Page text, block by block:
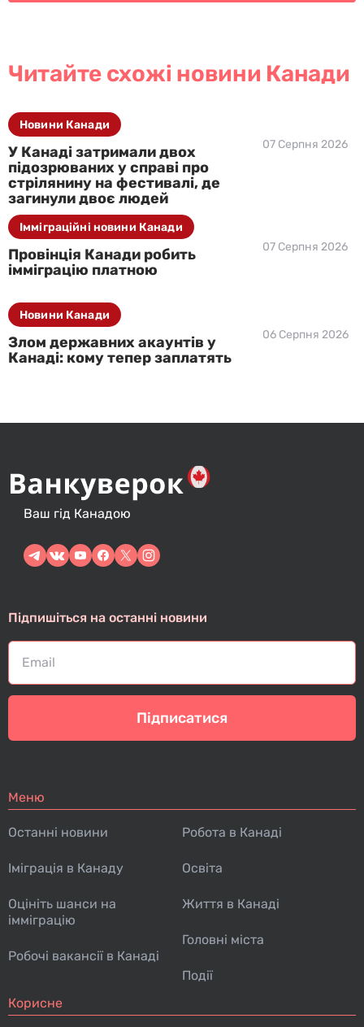
Читайте схожі новини Канади
У Канаді затримали двох
підозрюваних у справі про
стрілянину на фестивалі, де
загинули двоє людей
07 Серпня 2026
Новини Канади
Провінція Канади робить
імміграцію платною
07 Серпня 2026
Імміграційні новини Канади
Злом державних акаунтів у
Канаді: кому тепер заплатять
06 Серпня 2026
Новини Канади
Ваш гід Канадою
Підпишіться на останні новини
Підписатися
Меню
Останні новини
Іміграція в Канаду
Оцініть шанси на
імміграцію
Робочі вакансії в Канаді
Робота в Канаді
Освіта
Життя в Канаді
Головні міста
Події
Корисне